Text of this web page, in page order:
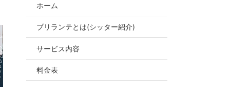
結婚式ペットシ
ホーム
ブリランテとは(シッター紹介)
サービス内容
料金表